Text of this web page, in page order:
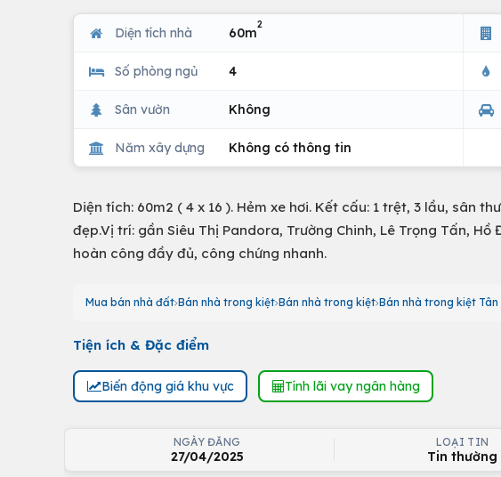
Diện tích nhà 60m
2
Số phòng ngủ 4
Sân vườn Không
Năm xây dựng Không có thông tin
Diện tích: 60m2 ( 4 x 16 ). Hẻm xe hơi. Kết cấu: 1 trệt, 3 lầu, sân
đẹp.Vị trí: gần Siêu Thị Pandora, Trường Chinh, Lê Trọng Tấn,
hoàn công đầy đủ, công chứng nhanh.
Mua bán nhà đất Bán nhà trong kiệt Bán nhà trong kiệt Bán nhà trong kiệt Tân
Tiện ích & Đặc điểm
Biến động giá khu vực Tính lãi vay ngân hàng
NGÀY ĐĂNG
27/04/2025
LOẠI TIN
Tin thường